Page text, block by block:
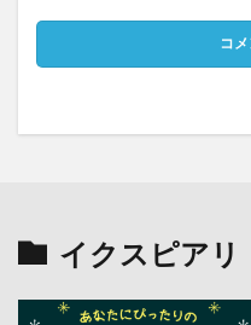
イクスピアリ